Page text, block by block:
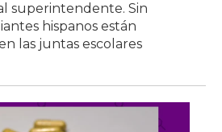
superintendente. Sin
hispanos están
las juntas escolares